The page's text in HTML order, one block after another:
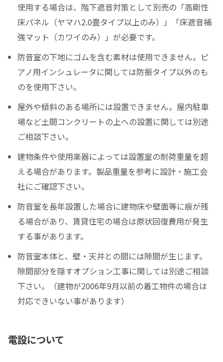
使用する場合は、階下遮音対策として別売の「高剛性
床パネル（ヤマハ2.0畳タイプ以上のみ）」「床遮音補
強マット（カワイのみ）」が必要です。
防音室の下地にゴムを含む素材は使用できません。ピ
アノ用インシュレータに関しては防振タイプ以外のも
のを使用下さい。
屋外や傾斜のある場所には設置できません。屋内駐車
場など土間コンクリートの上への設置に関しては別途
ご相談下さい。
建物条件や使用楽器によっては設置室の耐荷重量を超
える場合があります。製品重量を参考に設計・施工会
社にご確認下さい。
防音室を長年設置した場合に建物床や壁面等に痕が残
る場合があり、賃貸住宅の場合は原状回復費用が発生
する事があります。
防音室本体と、壁・天井との間には隙間が生じます。
隙間部分を隠すオプション工事に関しては別途ご相談
下さい。（建物が2006年9月以前の着工物件の場合は
対応できいない事があります）
電設について